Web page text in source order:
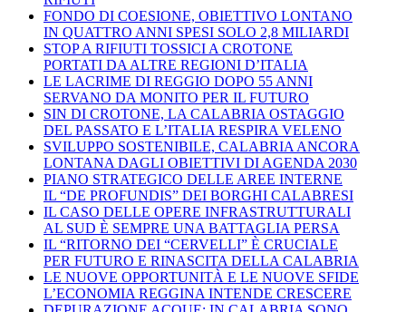
FONDO DI COESIONE, OBIETTIVO LONTANO
IN QUATTRO ANNI SPESI SOLO 2,8 MILIARDI
STOP A RIFIUTI TOSSICI A CROTONE
PORTATI DA ALTRE REGIONI D’ITALIA
LE LACRIME DI REGGIO DOPO 55 ANNI
SERVANO DA MONITO PER IL FUTURO
SIN DI CROTONE, LA CALABRIA OSTAGGIO
DEL PASSATO E L’ITALIA RESPIRA VELENO
SVILUPPO SOSTENIBILE, CALABRIA ANCORA
LONTANA DAGLI OBIETTIVI DI AGENDA 2030
PIANO STRATEGICO DELLE AREE INTERNE
IL “DE PROFUNDIS” DEI BORGHI CALABRESI
IL CASO DELLE OPERE INFRASTRUTTURALI
AL SUD È SEMPRE UNA BATTAGLIA PERSA
IL “RITORNO DEI “CERVELLI” È CRUCIALE
PER FUTURO E RINASCITA DELLA CALABRIA
LE NUOVE OPPORTUNITÀ E LE NUOVE SFIDE
L’ECONOMIA REGGINA INTENDE CRESCERE